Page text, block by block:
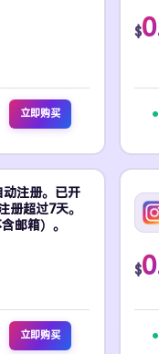
立即购买
$
注册。已开
册超过7天。
邮箱）。
立即购买
$